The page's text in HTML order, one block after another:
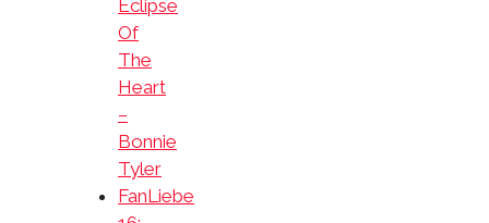
Eclipse
Of
The
Heart
–
Bonnie
Tyler
FanLiebe